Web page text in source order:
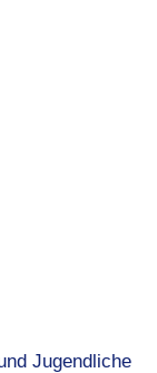
Jugendliche